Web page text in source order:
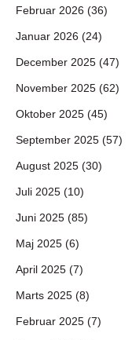
Februar 2026 (36)
Januar 2026 (24)
December 2025 (47)
November 2025 (62)
Oktober 2025 (45)
September 2025 (57)
August 2025 (30)
Juli 2025 (10)
Juni 2025 (85)
Maj 2025 (6)
April 2025 (7)
Marts 2025 (8)
Februar 2025 (7)